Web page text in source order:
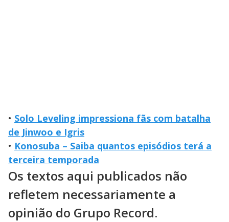
• Solo Leveling impressiona fãs com batalha
de Jinwoo e Igris
• Konosuba – Saiba quantos episódios terá a
terceira temporada
Os textos aqui publicados não
refletem necessariamente a
opinião do Grupo Record.